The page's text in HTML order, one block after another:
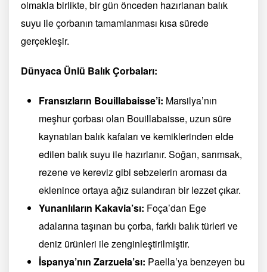
olmakla birlikte, bir gün önceden hazırlanan balık
suyu ile çorbanın tamamlanması kısa sürede
gerçekleşir.
Dünyaca Ünlü Balık Çorbaları:
Fransızların Bouillabaisse’i: Marsilya’nın
meşhur çorbası olan Bouillabaisse, uzun süre
kaynatılan balık kafaları ve kemiklerinden elde
edilen balık suyu ile hazırlanır. Soğan, sarımsak,
rezene ve kereviz gibi sebzelerin aroması da
eklenince ortaya ağız sulandıran bir lezzet çıkar.
Yunanlıların Kakavia’sı: Foça’dan Ege
adalarına taşınan bu çorba, farklı balık türleri ve
deniz ürünleri ile zenginleştirilmiştir.
İspanya’nın Zarzuela’sı: Paella’ya benzeyen bu